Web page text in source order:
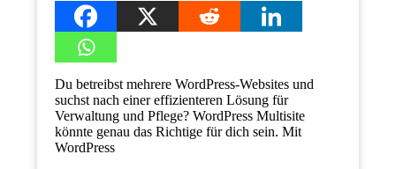
Du betreibst mehrere WordPress-Websites und
suchst nach einer effizienteren Lösung für
Verwaltung und Pflege? WordPress Multisite
könnte genau das Richtige für dich sein. Mit
WordPress